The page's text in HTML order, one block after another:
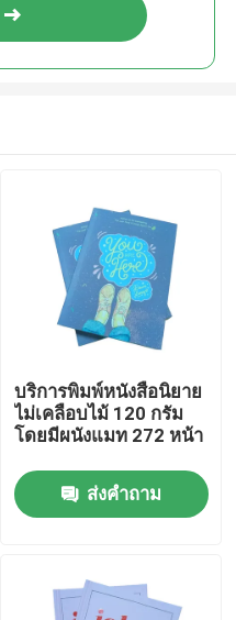
บริการพิมพ์หนังสือนิยาย
ไม่เคลือบไม้ 120 กรัม
โดยมีผนังแมท 272 หน้า
ส่งคำถาม